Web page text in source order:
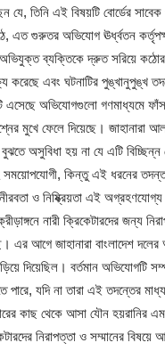
যে, তিনি এই বিষয়টি বোর্ডের
এত গুরুতর অভিযোগ ঊর্ধ্বতন
ব্যক্তিকে দ্রুত সরিয়ে কঠোর
করেছে এবং ঘটনাটির পুঙ্খানুপুঙ্খ
এসেছে অভিযোগগুলো গণমাধ্যমে
মুখে ফেলে দিয়েছে।
অসুবিধা হয় না যে এটি বিচ্ছিন্ন
সময়োপযোগী, কিন্তু এই ধরনের
ও নিষ্ক্রিয়তা এই
নারী ক্রিকেটারদের জন্য
আগে জাহানারা বাংলাদেশ দলের
দিয়েছিল। বর্তমান
পারে, যদি না তারা এই তদন্তের
কাছ থেকে আসা যৌন হয়রানির
নিরাপত্তা ও সম্মানের